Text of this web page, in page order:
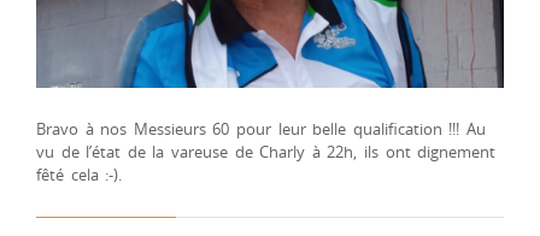
Bravo à nos Messieurs 60 pour leur belle qualification !!! Au
vu de l’état de la vareuse de Charly à 22h, ils ont dignement
fêté cela :-).